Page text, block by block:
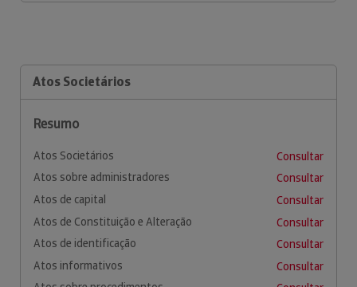
Atos Societários
Resumo
Atos Societários
Consultar
Atos sobre administradores
Consultar
Atos de capital
Consultar
Atos de Constituição e Alteração
Consultar
Atos de identificação
Consultar
Atos informativos
Consultar